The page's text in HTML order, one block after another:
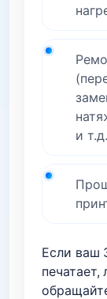
и
Если ваш